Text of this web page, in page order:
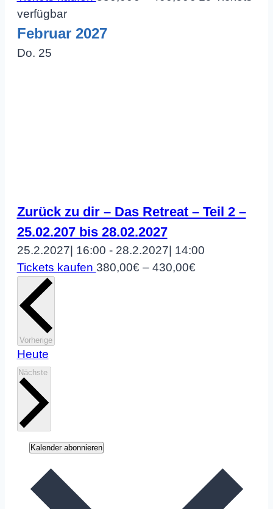
verfügbar
Februar 2027
Do. 25
Zurück zu dir – Das Retreat – Teil 2 –
25.02.207 bis 28.02.2027
25.2.2027| 16:00 - 28.2.2027| 14:00
Tickets kaufen 380,00€ – 430,00€
VorherigeVeranstaltungen
Heute
Nächste
Kalender abonnieren